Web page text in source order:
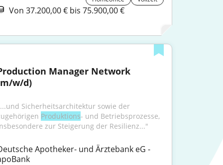
Von 37.200,00 € bis 75.900,00 €
Manager Network
w/d)
Sicherheitsarchitektur sowie der
Produktions- und Betriebsprozesse,
zur Steigerung der Resilienz..."
Apotheker- und Ärztebank eG -